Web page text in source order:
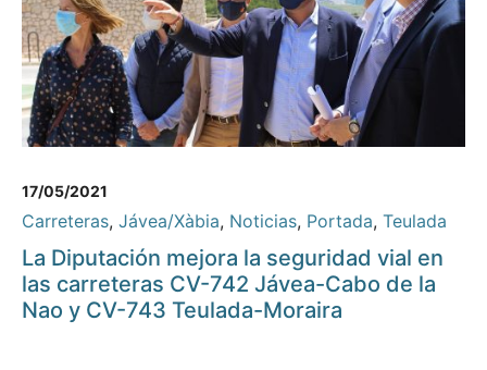
17/05/2021
Carreteras, Jávea/Xàbia, Noticias, Portada, Teulada
La Diputación mejora la seguridad vial en
las carreteras CV-742 Jávea-Cabo de la
Nao y CV-743 Teulada-Moraira